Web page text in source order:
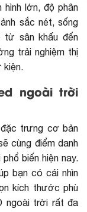
lớn, độ phân
sắc nét, sống
từ sân khấu đến
trải nghiệm thị
ngoài trời
trưng cơ bản
cùng điểm danh
biến hiện nay.
bạn có cái nhìn
kích thước phù
ngoài trời rất đa